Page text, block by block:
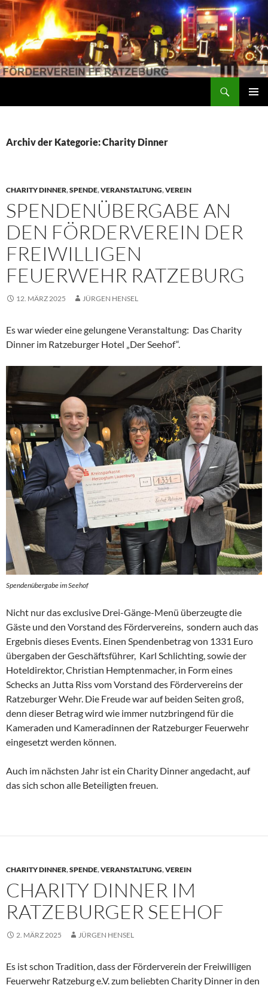
Förderverein der Freiwilligen Feuerwehr Ratzeburg
Archiv der Kategorie: Charity Dinner
CHARITY DINNER,SPENDE,VERANSTALTUNG,VEREIN
SPENDENÜBERGABE AN
DEN FÖRDERVEREIN DER
FREIWILLIGEN
FEUERWEHR RATZEBURG
12. MÄRZ 2025 JÜRGEN HENSEL
Es war wieder eine gelungene Veranstaltung: Das Charity
Dinner im Ratzeburger Hotel „Der Seehof“.
Spendenübergabe im Seehof
Nicht nur das exclusive Drei-Gänge-Menü überzeugte die
Gäste und den Vorstand des Fördervereins, sondern auch das
Ergebnis dieses Events. Einen Spendenbetrag von 1331 Euro
übergaben der Geschäftsführer, Karl Schlichting, sowie der
Hoteldirektor, Christian Hemptenmacher, in Form eines
Schecks an Jutta Riss vom Vorstand des Fördervereins der
Ratzeburger Wehr. Die Freude war auf beiden Seiten groß,
denn dieser Betrag wird wie immer nutzbringend für die
Kameraden und Kameradinnen der Ratzeburger Feuerwehr
eingesetzt werden können.
Auch im nächsten Jahr ist ein Charity Dinner angedacht, auf
das sich schon alle Beteiligten freuen.
CHARITY DINNER,SPENDE,VERANSTALTUNG,VEREIN
CHARITY DINNER IM
RATZEBURGER SEEHOF
2. MÄRZ 2025 JÜRGEN HENSEL
Es ist schon Tradition, dass der Förderverein der Freiwilligen
Feuerwehr Ratzeburg e.V. zum beliebten Charity Dinner in den